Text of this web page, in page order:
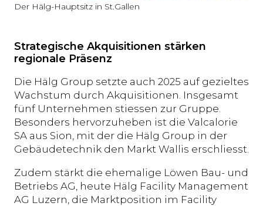
Der Hälg-Hauptsitz in St.Gallen
Strategische Akquisitionen stärken
regionale Präsenz
Die Hälg Group setzte auch 2025 auf gezieltes
Wachstum durch Akquisitionen. Insgesamt
fünf Unternehmen stiessen zur Gruppe.
Besonders hervorzuheben ist die Valcalorie
SA aus Sion, mit der die Hälg Group in der
Gebäudetechnik den Markt Wallis erschliesst.
Zudem stärkt die ehemalige Löwen Bau- und
Betriebs AG, heute Hälg Facility Management
AG Luzern, die Marktposition im Facility